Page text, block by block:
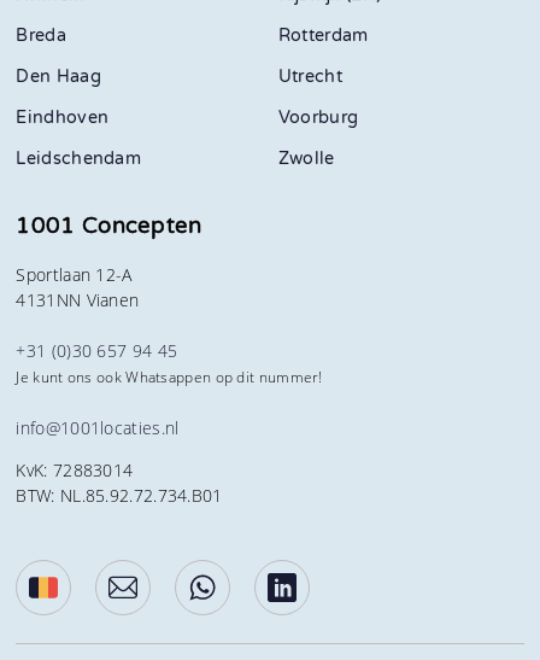
Breda
Den Haag
Eindhoven
Leidschendam
Rotterdam
Utrecht
Voorburg
Zwolle
1001 Concepten
Sportlaan 12-A
4131NN Vianen
+31 (0)30 657 94 45
Je kunt ons ook Whatsappen op dit nummer!
info@1001locaties.nl
KvK: 72883014
BTW: NL.85.92.72.734.B01